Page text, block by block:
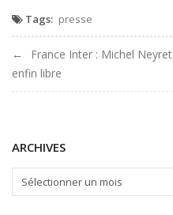
Tags: presse
Navigation
de
France Inter : Michel Neyret
enfin libre
ARCHIVES
ARCHIVES